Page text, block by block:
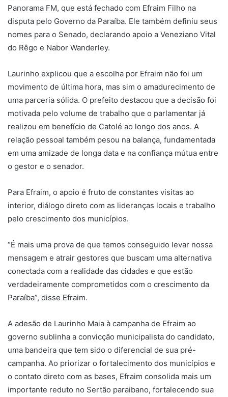
Panorama FM, que está fechado com Efraim Filho na
disputa pelo Governo da Paraíba. Ele também definiu seus
nomes para o Senado, declarando apoio a Veneziano Vital
do Rêgo e Nabor Wanderley.
​Laurinho explicou que a escolha por Efraim não foi um
movimento de última hora, mas sim o amadurecimento de
uma parceria sólida. O prefeito destacou que a decisão foi
motivada pelo volume de trabalho que o parlamentar já
realizou em benefício de Catolé ao longo dos anos. A
relação pessoal também pesou na balança, fundamentada
em uma amizade de longa data e na confiança mútua entre
o gestor e o senador.
​Para Efraim, o apoio é fruto de constantes visitas ao
interior, diálogo direto com as lideranças locais e trabalho
pelo crescimento dos municípios.
“É mais uma prova de que temos conseguido levar nossa
mensagem e atrair gestores que buscam uma alternativa
conectada com a realidade das cidades e que estão
verdadeiramente comprometidos com o crescimento da
Paraíba”, disse Efraim.
​A adesão de Laurinho Maia à campanha de Efraim ao
governo sublinha a convicção municipalista do candidato,
uma bandeira que tem sido o diferencial de sua pré-
campanha. Ao priorizar o fortalecimento dos municípios e
o contato direto com as bases, Efraim consolida mais um
importante reduto no Sertão paraibano, fortalecendo sua